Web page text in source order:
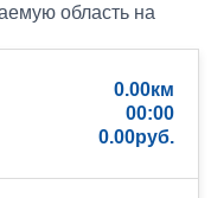
область на
0.00
00:00
0.00